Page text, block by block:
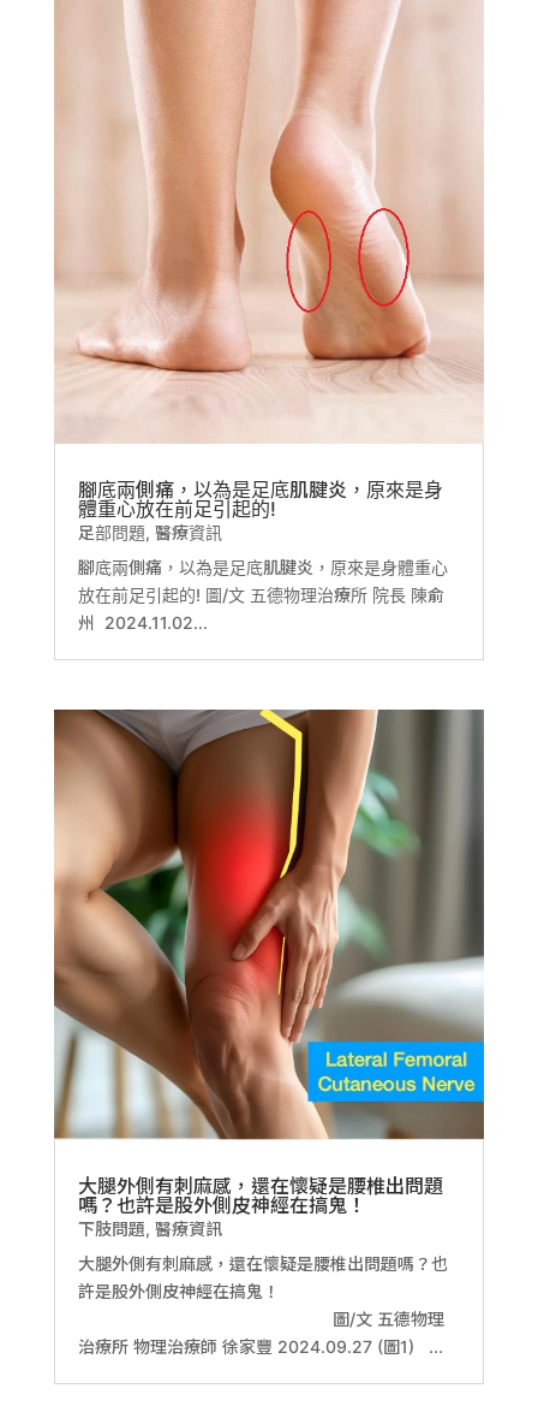
腳底兩側痛，以為是足底肌腱炎，原來是身
體重心放在前足引起的!
足部問題, 醫療資訊
腳底兩側痛，以為是足底肌腱炎，原來是身體重心
放在前足引起的! 圖/文 五德物理治療所 院長 陳俞
州 2024.11.02...
大腿外側有刺麻感，還在懷疑是腰椎出問題
嗎？也許是股外側皮神經在搞鬼！
下肢問題, 醫療資訊
大腿外側有刺麻感，還在懷疑是腰椎出問題嗎？也
許是股外側皮神經在搞鬼！
圖/文 五德物理
治療所 物理治療師 徐家豐 2024.09.27 (圖1) ...